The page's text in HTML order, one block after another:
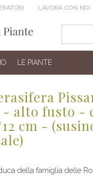
LAVORA CON NOI
LE PIANTE
- alto fusto -
cm -
della famiglia delle